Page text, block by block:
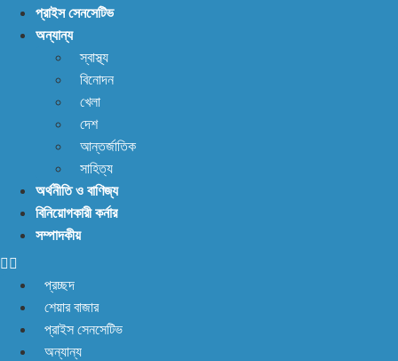
প্রাণ ফিরছে, বাড়ছে লেনদেন, বাজারের পরবর্তী গন্তব্য কোথায়?
শেয়ারবাজার, নেপথ্যে কী?
না! আছে প্রতিকার
কোটি ৯৩ লাখ ৯০ হাজার মার্কিন ডলার রেমিট্যান্স
যেকেনো সময়ের চেয়ে বেশি খাদ্য মজুত আছে: খাদ্য মন্ত্রণালয়
প্রাইস সেনসেটিভ
অন্যান্য
স্বাস্থ্য
বিনোদন
খেলা
দেশ
আন্তর্জাতিক
সাহিত্য
অর্থনীতি ও বাণিজ্য
বিনিয়োগকারী কর্নার
সম্পাদকীয়
প্রচ্ছদ
শেয়ার বাজার
প্রাইস সেনসেটিভ
অন্যান্য